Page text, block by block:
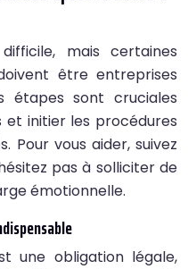
mais certaines
être entreprises
étapes sont cruciales
et initier les procédures
Pour vous aider, suivez
pas à solliciter de
émotionnelle.
une obligation légale,